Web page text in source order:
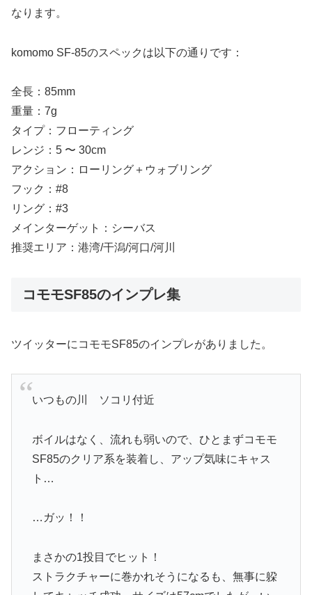
なります。
komomo SF-85のスペックは以下の通りです：
全長：85mm
重量：7g
タイプ：フローティング
レンジ：5 〜 30cm
アクション：ローリング＋ウォブリング
フック：#8
リング：#3
メインターゲット：シーバス
推奨エリア：港湾/干潟/河口/河川
コモモSF85のインプレ集
ツイッターにコモモSF85のインプレがありました。
いつもの川 ソコリ付近
ボイルはなく、流れも弱いので、ひとまずコモモ
SF85のクリア系を装着し、アップ気味にキャス
ト…
…ガッ！！
まさかの1投目でヒット！
ストラクチャーに巻かれそうになるも、無事に躱